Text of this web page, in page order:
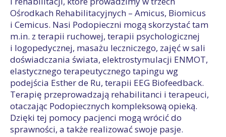
Ośrodkach Rehabilitacyjnych – Amicus, Biomicus
i Cemicus. Nasi Podopieczni mogą skorzystać tam
m.in. z terapii ruchowej, terapii psychologicznej
i logopedycznej, masażu leczniczego, zajęć w sali
doświadczania świata, elektrostymulacji ENMOT,
elastycznego terapeutycznego tapingu wg
podejścia Esther de Ru, terapii EEG Biofeedback.
Terapię przeprowadzają rehabilitanci i terapeuci,
otaczając Podopiecznych kompleksową opieką.
Dzięki tej pomocy pacjenci mogą wrócić do
sprawności, a także realizować swoje pasje.